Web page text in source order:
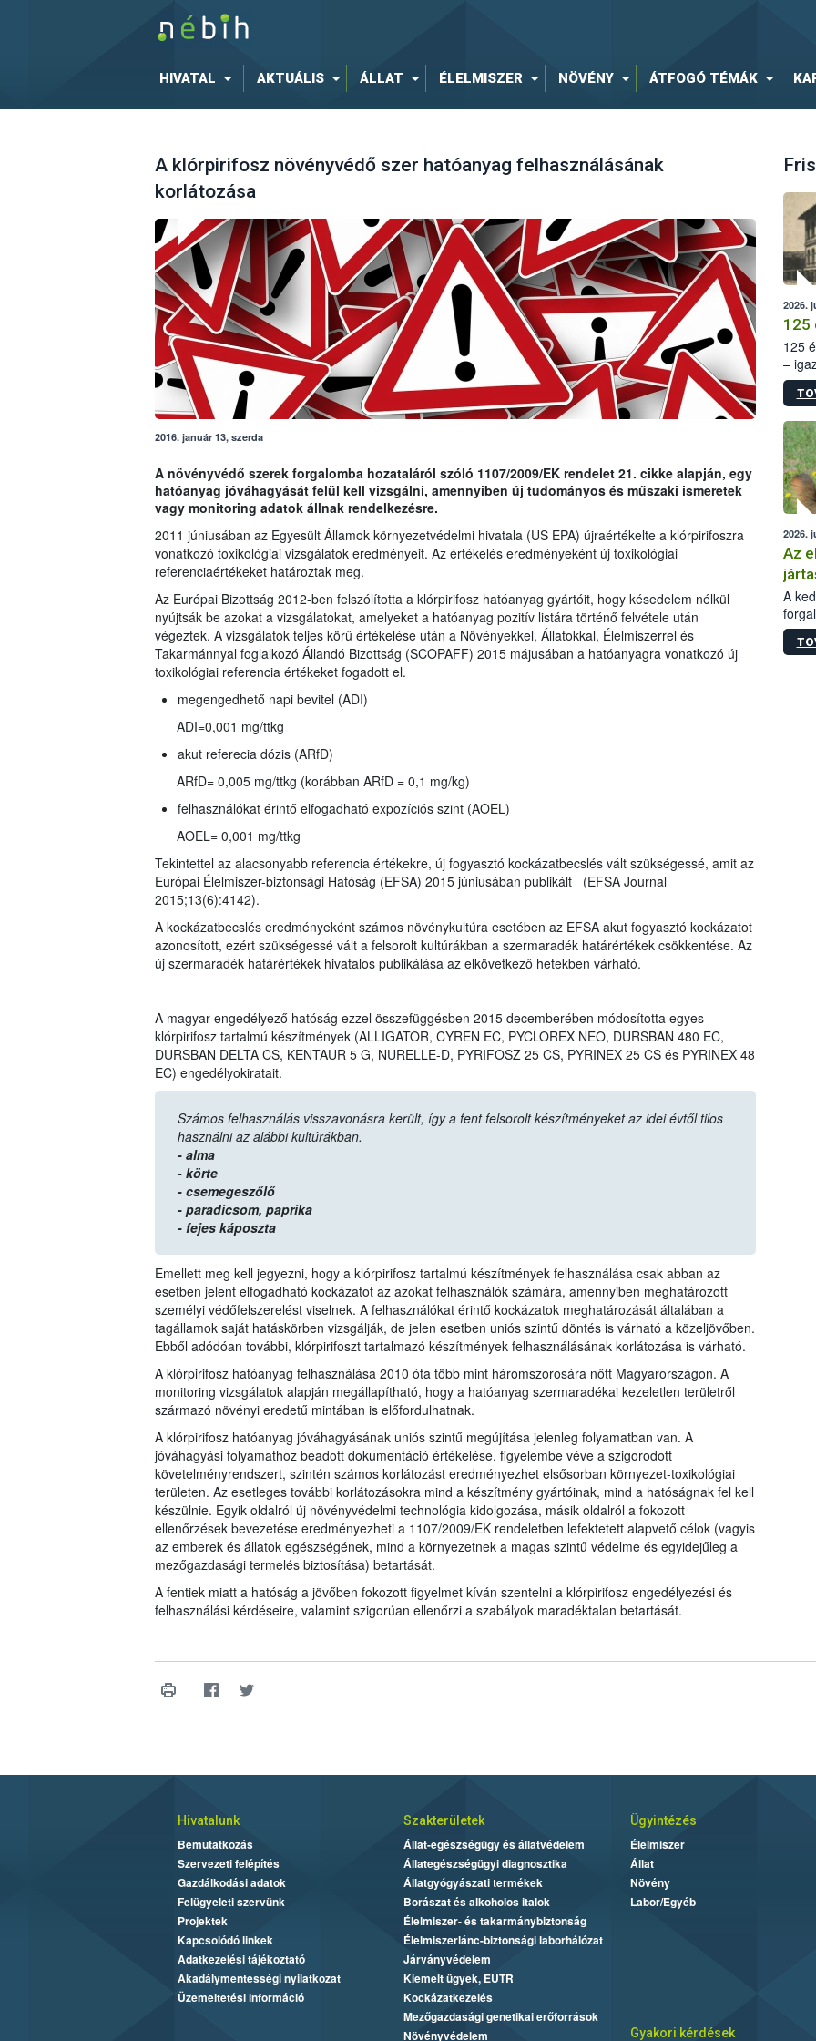
HIVATAL AKTUÁLIS ÁLLAT ÉLELMISZER NÖVÉNY ÁTFOGÓ TÉMÁK
A klórpirifosz növényvédő szer hatóanyag felhasználásának
korlátozása
2016. január 13, szerda
A növényvédő szerek forgalomba hozataláról szóló 1107/2009/EK rendelet 21. cikke alapján, egy
hatóanyag jóváhagyását felül kell vizsgálni, amennyiben új tudományos és műszaki ismeretek
vagy monitoring adatok állnak rendelkezésre.
2011 júniusában az Egyesült Államok környezetvédelmi hivatala (US EPA) újraértékelte a klórpirifoszra
vonatkozó toxikológiai vizsgálatok eredményeit. Az értékelés eredményeként új toxikológiai
referenciaértékeket határoztak meg.
Az Európai Bizottság 2012-ben felszólította a klórpirifosz hatóanyag gyártóit, hogy késedelem nélkül
nyújtsák be azokat a vizsgálatokat, amelyeket a hatóanyag pozitív listára történő felvétele után
végeztek. A vizsgálatok teljes körű értékelése után a Növényekkel, Állatokkal, Élelmiszerrel és
Takarmánnyal foglalkozó Állandó Bizottság (SCOPAFF) 2015 májusában a hatóanyagra vonatkozó új
toxikológiai referencia értékeket fogadott el.
megengedhető napi bevitel (ADI)
ADI=0,001 mg/ttkg
akut referecia dózis (ARfD)
ARfD= 0,005 mg/ttkg (korábban ARfD = 0,1 mg/kg)
felhasználókat érintő elfogadható expozíciós szint (AOEL)
AOEL= 0,001 mg/ttkg
Tekintettel az alacsonyabb referencia értékekre, új fogyasztó kockázatbecslés vált szükségessé, amit az
Európai Élelmiszer-biztonsági Hatóság (EFSA) 2015 júniusában publikált (EFSA Journal
2015;13(6):4142).
A kockázatbecslés eredményeként számos növénykultúra esetében az EFSA akut fogyasztó kockázatot
azonosított, ezért szükségessé vált a felsorolt kultúrákban a szermaradék határértékek csökkentése. Az
új szermaradék határértékek hivatalos publikálása az elkövetkező hetekben várható.
A magyar engedélyező hatóság ezzel összefüggésben 2015 decemberében módosította egyes
klórpirifosz tartalmú készítmények (ALLIGATOR, CYREN EC, PYCLOREX NEO, DURSBAN 480 EC,
DURSBAN DELTA CS, KENTAUR 5 G, NURELLE-D, PYRIFOSZ 25 CS, PYRINEX 25 CS és PYRINEX 48
EC) engedélyokiratait.
Számos felhasználás visszavonásra került, így a fent felsorolt készítményeket az idei évtől tilos
használni az alábbi kultúrákban.
- alma
- körte
- csemegeszőlő
- paradicsom, paprika
- fejes káposzta
Emellett meg kell jegyezni, hogy a klórpirifosz tartalmú készítmények felhasználása csak abban az
esetben jelent elfogadható kockázatot az azokat felhasználók számára, amennyiben meghatározott
személyi védőfelszerelést viselnek. A felhasználókat érintő kockázatok meghatározását általában a
tagállamok saját hatáskörben vizsgálják, de jelen esetben uniós szintű döntés is várható a közeljövőben.
Ebből adódóan további, klórpirifoszt tartalmazó készítmények felhasználásának korlátozása is várható.
A klórpirifosz hatóanyag felhasználása 2010 óta több mint háromszorosára nőtt Magyarországon. A
monitoring vizsgálatok alapján megállapítható, hogy a hatóanyag szermaradékai kezeletlen területről
származó növényi eredetű mintában is előfordulhatnak.
A klórpirifosz hatóanyag jóváhagyásának uniós szintű megújítása jelenleg folyamatban van. A
jóváhagyási folyamathoz beadott dokumentáció értékelése, figyelembe véve a szigorodott
követelményrendszert, szintén számos korlátozást eredményezhet elsősorban környezet-toxikológiai
területen. Az esetleges további korlátozásokra mind a készítmény gyártóinak, mind a hatóságnak fel kell
készülnie. Egyik oldalról új növényvédelmi technológia kidolgozása, másik oldalról a fokozott
ellenőrzések bevezetése eredményezheti a 1107/2009/EK rendeletben lefektetett alapvető célok (vagyis
az emberek és állatok egészségének, mind a környezetnek a magas szintű védelme és egyidejűleg a
mezőgazdasági termelés biztosítása) betartását.
A fentiek miatt a hatóság a jövőben fokozott figyelmet kíván szentelni a klórpirifosz engedélyezési és
felhasználási kérdéseire, valamint szigorúan ellenőrzi a szabályok maradéktalan betartását.
2026.
125
125
–
15.
2026.
Az
A
Hivatalunk
Bemutatkozás
Szervezeti felépítés
Gazdálkodási adatok
Felügyeleti szervünk
Projektek
Kapcsolódó linkek
Adatkezelési tájékoztató
Akadálymentességi nyilatkozat
Üzemeltetési információ
Szakterületek
Állat-egészségügy és állatvédelem
Állategészségügyi diagnosztika
Állatgyógyászati termékek
Borászat és alkoholos italok
Élelmiszer- és takarmánybiztonság
Élelmiszerlánc-biztonsági laborhálózat
Járványvédelem
Kiemelt ügyek, EUTR
Kockázatkezelés
Mezőgazdasági genetikai erőforrások
Növényvédelem
Ügyintézés
Élelmiszer
Állat
Növény
Labor/Egyéb
Gyakori kérdések